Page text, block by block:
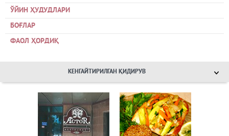
ЎЙИН ҲУДУДЛАРИ
БОҒЛАР
ФАОЛ ҲОРДИҚ
КЕНГАЙТИРИЛГАН ҚИДИРУВ